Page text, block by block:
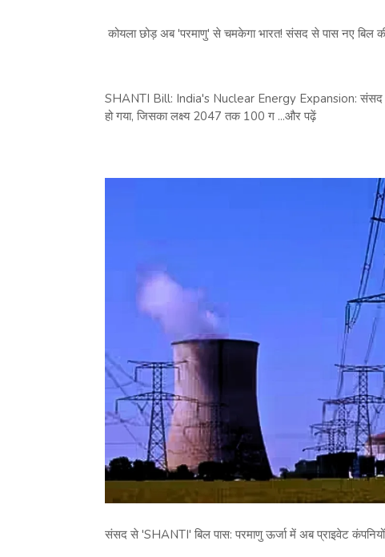
कोयला छोड़ अब 'परमाणु' से चमकेगा भारत! संसद से पास नए बिल
SHANTI Bill: India's Nuclear Energy Expansion: संसद
हो गया, जिसका लक्ष्य 2047 तक 100 ग ...और पढ़ें
संसद से 'SHANTI' बिल पास: परमाणु ऊर्जा में अब प्राइवेट